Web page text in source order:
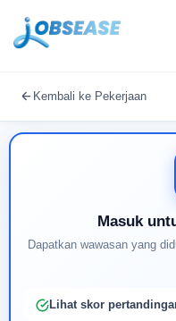
Kembali ke Pekerjaan
Masuk
Dapatkan wawasan yang
Lihat skor
Buat profil Anda